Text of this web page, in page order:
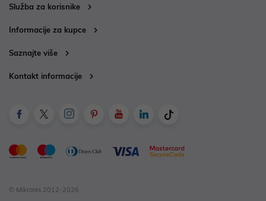
Služba za korisnike
Informacije za kupce
Saznajte više
Kontakt informacije
© Mikronis 2012-2026